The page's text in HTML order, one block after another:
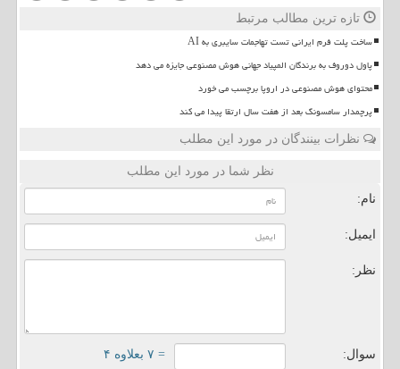
تازه ترین مطالب مرتبط
ساخت پلت فرم ایرانی تست تهاجمات سایبری به AI
پاول دوروف به برندگان المپیاد جهانی هوش مصنوعی جایزه می دهد
محتوای هوش مصنوعی در اروپا برچسب می خورد
پرچمدار سامسونگ بعد از هفت سال ارتقا پیدا می کند
نظرات بینندگان در مورد این مطلب
نظر شما در مورد این مطلب
نام:
ایمیل:
نظر:
سوال: = ۷ بعلاوه ۴